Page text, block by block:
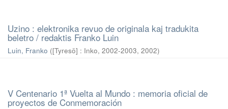
Uzino : elektronika revuo de originala kaj tradukita
beletro / redaktis Franko Luin
Luin, Franko ([Tyresö] : Inko, 2002-2003, 2002)
V Centenario 1ª Vuelta al Mundo : memoria oficial de
proyectos de Conmemoración